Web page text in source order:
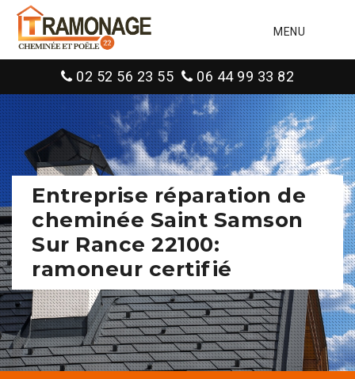
MENU
02 52 56 23 55 06 44 99 33 82
Entreprise réparation de
cheminée Saint Samson
Sur Rance 22100:
ramoneur certifié